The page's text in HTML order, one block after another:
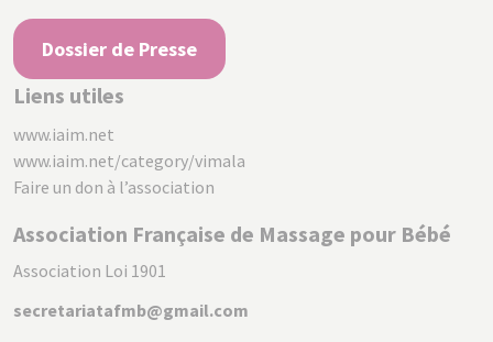
Dossier de Presse
Liens utiles
www.iaim.net
www.iaim.net/category/vimala
Faire un don à l’association
Association Française de Massage pour Bébé
Association Loi 1901
secretariatafmb@gmail.com